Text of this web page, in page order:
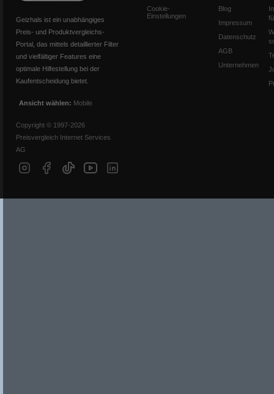
Geizhals ist ein unabhängiges
Preis- und Produktvergleichs-
Portal, das mittels detaillierter Filter
und vielfältiger Features eine
optimale Hilfestellung bei der
Kaufentscheidung bietet.
Ansicht wählen: Mobile
Copyright © 1997-2026
Preisvergleich Internet Services
AG
Cookie-
Einstellungen
Blog
Impressum
Datenschutz
AGB
Unternehmen